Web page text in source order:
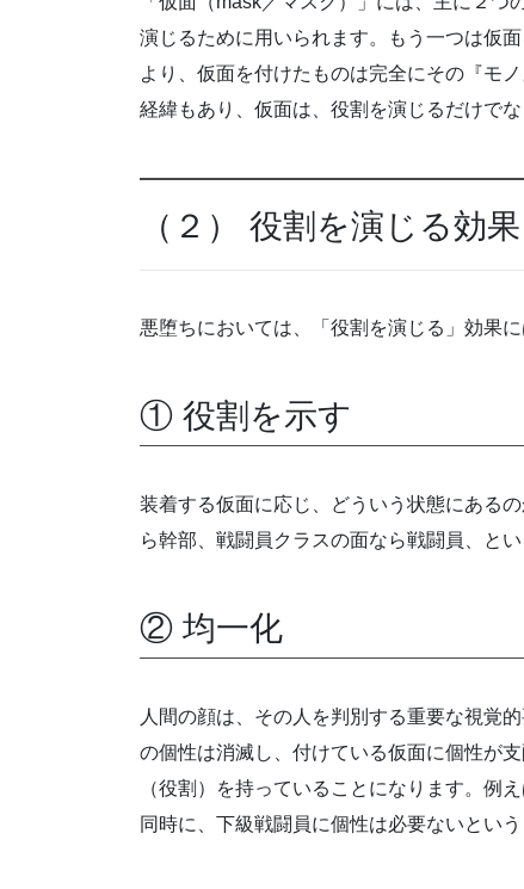
演じるために用いられます。もう一つは仮
より、仮面を付けたものは完全にその『モ
経緯もあり、仮面は、役割を演じるだけで
（２） 役割を演じる効果
悪堕ちにおいては、「役割を演じる」効果
① 役割を示す
装着する仮面に応じ、どういう状態にある
ら幹部、戦闘員クラスの面なら戦闘員、と
② 均一化
人間の顔は、その人を判別する重要な視覚
の個性は消滅し、付けている仮面に個性が
（役割）を持っていることになります。例
同時に、下級戦闘員に個性は必要ないとい